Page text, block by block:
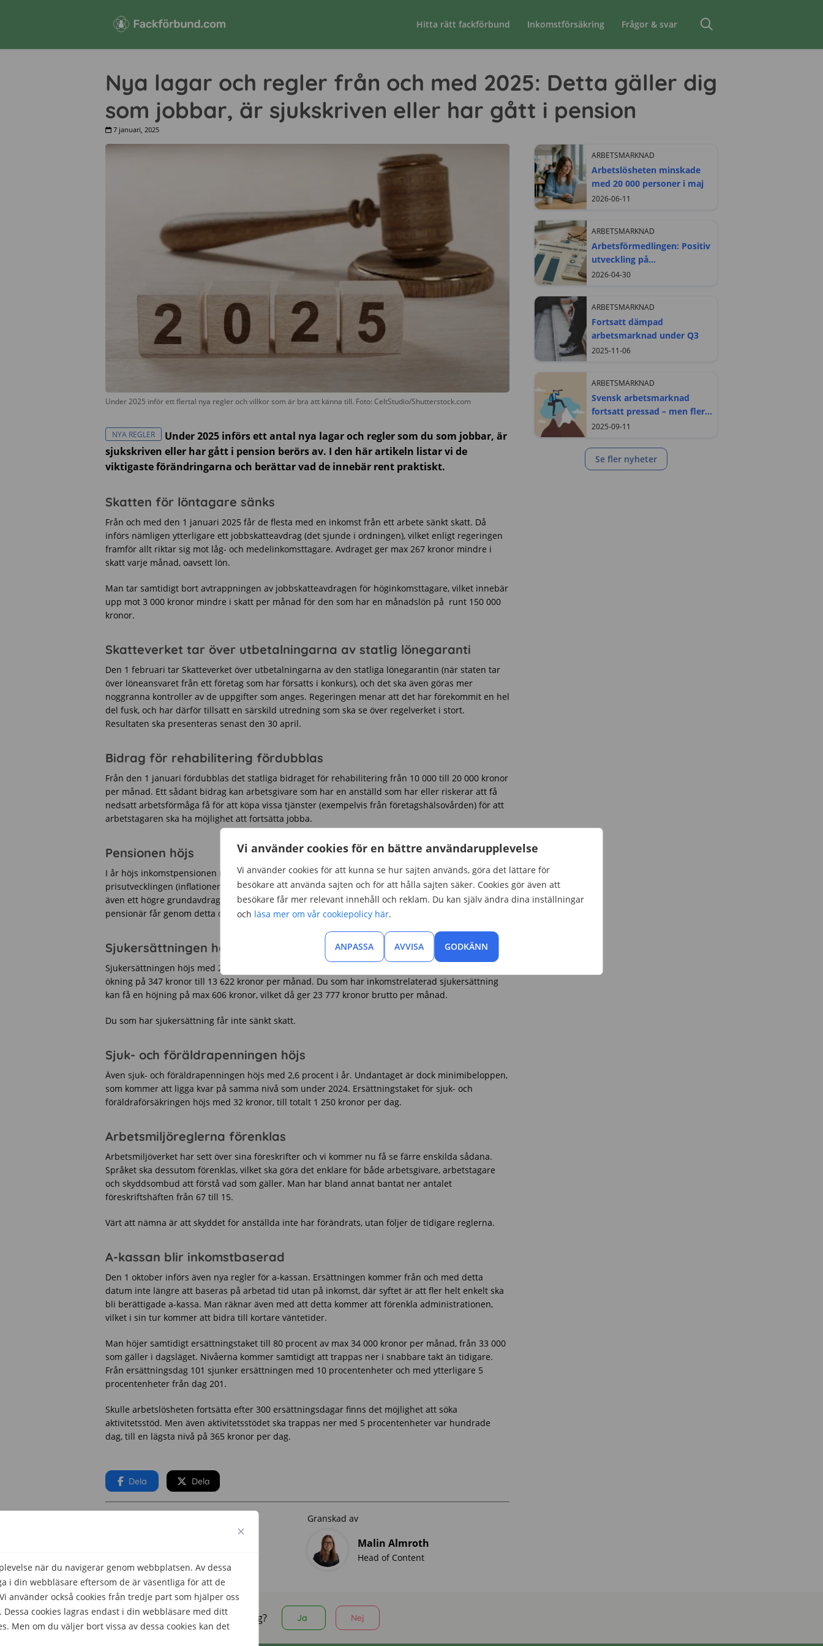
Vi använder cookies för en bättre användarupplevelse
Vi använder cookies för att kunna se hur sajten används, göra det lättare för
besökare att använda sajten och för att hålla sajten säker. Cookies gör även att
besökare får mer relevant innehåll och reklam. Du kan själv ändra dina inställningar
och läsa mer om vår cookiepolicy här.
ANPASSA AVVISA GODKÄNN
när du navigerar genom webbplatsen. Av dessa
i din webbläsare eftersom de är väsentliga för att de
använder också cookies från tredje part som hjälper oss
cookies lagras endast i din webbläsare med ditt
Men om du väljer bort vissa av dessa cookies kan det
Hitta rätt fackförbund Inkomstförsäkring Frågor & svar
Nya lagar och regler från och med 2025: Detta gäller dig
som jobbar, är sjukskriven eller har gått i pension
7 januari, 2025
Under 2025 inför ett flertal nya regler och villkor som är bra att känna till. Foto: CeltStudio/Shutterstock.com
NYA REGLER
Under 2025 införs ett antal nya lagar och regler som du som jobbar, är
sjukskriven eller har gått i pension berörs av. I den här artikeln listar vi de
viktigaste förändringarna och berättar vad de innebär rent praktiskt.
Skatten för löntagare sänks
Från och med den 1 januari 2025 får de flesta med en inkomst från ett arbete sänkt skatt. Då
införs nämligen ytterligare ett jobbskatteavdrag (det sjunde i ordningen), vilket enligt regeringen
framför allt riktar sig mot låg- och medelinkomsttagare. Avdraget ger max 267 kronor mindre i
skatt varje månad, oavsett lön.
Man tar samtidigt bort avtrappningen av jobbskatteavdragen för höginkomsttagare, vilket innebär
upp mot 3 000 kronor mindre i skatt per månad för den som har en månadslön på runt 150 000
kronor.
Skatteverket tar över utbetalningarna av statlig lönegaranti
Den 1 februari tar Skatteverket över utbetalningarna av den statliga lönegarantin (när staten tar
över löneansvaret från ett företag som har försatts i konkurs), och det ska även göras mer
noggranna kontroller av de uppgifter som anges. Regeringen menar att det har förekommit en hel
del fusk, och har därför tillsatt en särskild utredning som ska se över regelverket i stort.
Resultaten ska presenteras senast den 30 april.
Bidrag för rehabilitering fördubblas
Från den 1 januari fördubblas det statliga bidraget för rehabilitering från 10 000 till 20 000 kronor
per månad. Ett sådant bidrag kan arbetsgivare som har en anställd som har eller riskerar att få
nedsatt arbetsförmåga få för att köpa vissa tjänster (exempelvis från företagshälsovården) för att
arbetstagaren ska ha möjlighet att fortsätta jobba.
Pensionen höjs
I år höjs inkomstpensionen med 4 procent i enlighet med löneutvecklingen. För att följa
prisutvecklingen (inflationen) höjs samtidigt garantipensionen med 2,6 procent. Pensionärer får
även ett högre grundavdrag på sina inkomster, vilket innebär lägre skatt. En genomsnittlig
pensionär får genom detta drygt 100 kronor mindre i skatt per månad.
Sjukersättningen höjs
Sjukersättningen höjs med 2,6 procent 2025. För dig med garantiersättning motsvarar detta en
ökning på 347 kronor till 13 622 kronor per månad. Du som har inkomstrelaterad sjukersättning
kan få en höjning på max 606 kronor, vilket då ger 23 777 kronor brutto per månad.
Du som har sjukersättning får inte sänkt skatt.
Sjuk- och föräldrapenningen höjs
Även sjuk- och föräldrapenningen höjs med 2,6 procent i år. Undantaget är dock minimibeloppen,
som kommer att ligga kvar på samma nivå som under 2024. Ersättningstaket för sjuk- och
föräldraförsäkringen höjs med 32 kronor, till totalt 1 250 kronor per dag.
Arbetsmiljöreglerna förenklas
Arbetsmiljöverket har sett över sina föreskrifter och vi kommer nu få se färre enskilda sådana.
Språket ska dessutom förenklas, vilket ska göra det enklare för både arbetsgivare, arbetstagare
och skyddsombud att förstå vad som gäller. Man har bland annat bantat ner antalet
föreskriftshäften från 67 till 15.
Värt att nämna är att skyddet för anställda inte har förändrats, utan följer de tidigare reglerna.
A-kassan blir inkomstbaserad
Den 1 oktober införs även nya regler för a-kassan. Ersättningen kommer från och med detta
datum inte längre att baseras på arbetad tid utan på inkomst, där syftet är att fler helt enkelt ska
bli berättigade a-kassa. Man räknar även med att detta kommer att förenkla administrationen,
vilket i sin tur kommer att bidra till kortare väntetider.
Man höjer samtidigt ersättningstaket till 80 procent av max 34 000 kronor per månad, från 33 000
som gäller i dagsläget. Nivåerna kommer samtidigt att trappas ner i snabbare takt än tidigare.
Från ersättningsdag 101 sjunker ersättningen med 10 procentenheter och med ytterligare 5
procentenheter från dag 201.
Skulle arbetslösheten fortsätta efter 300 ersättningsdagar finns det möjlighet att söka
aktivitetsstöd. Men även aktivitetsstödet ska trappas ner med 5 procentenheter var hundrade
dag, till en lägsta nivå på 365 kronor per dag.
ARBETSMARKNAD
Arbetslösheten minskade
med 20 000 personer i maj
2026-06-11
ARBETSMARKNAD
Arbetsförmedlingen: Positiv
utveckling på
arbetsmarknaden
2026-04-30
ARBETSMARKNAD
Fortsatt dämpad
arbetsmarknad under Q3
2025-11-06
ARBETSMARKNAD
Svensk arbetsmarknad
fortsatt pressad – men fler
får nytt jobb
2025-09-11
Se fler nyheter
Dela Dela
Granskad av
Malin Almroth
Head of Content
Hjälpte den här informationen dig? Ja Nej